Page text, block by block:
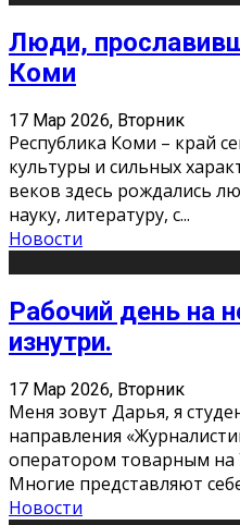
Люди,
Коми
17 Мар 2026, Вторник
Республика Коми – край
культуры и сильных
веков здесь рождались
науку, литературу, с...
Новости
Рабочий день на
изнутри.
17 Мар 2026, Вторник
Меня зовут Дарья, я
направления
оператором товарным на
Многие представляют
Новости